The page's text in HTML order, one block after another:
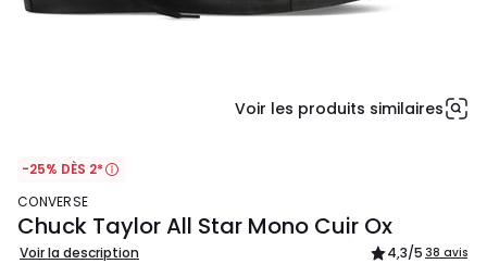
Voir les produits similaires
-25% DÈS 2*
CONVERSE
Chuck Taylor All Star Mono Cuir Ox
Voir la description 4,3/5 38 avis